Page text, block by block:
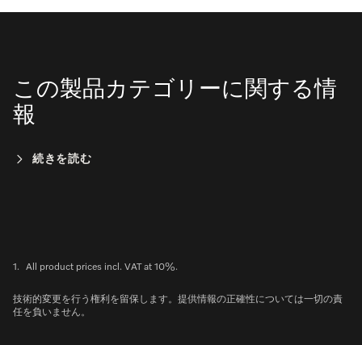
この製品カテゴリーに関する情
報
続きを読む
1. All product prices incl. VAT at 10%.
技術的変更を行う権利を留保します。提供情報の正確性については一切の責
任を負いません。